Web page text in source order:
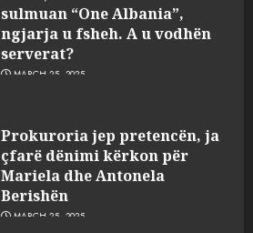
ngjarja u fsheh. A u vodhën
serverat?
MARCH 25, 2025
çfarë dënimi kërkon për
Mariela dhe Antonela
Berishën
MARCH 25, 2025